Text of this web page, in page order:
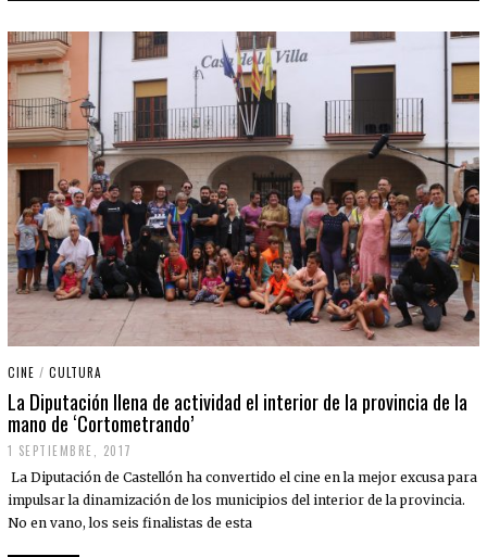
CINE / CULTURA
La Diputación llena de actividad el interior de la provincia de la
mano de ‘Cortometrando’
1 SEPTIEMBRE, 2017
La Diputación de Castellón ha convertido el cine en la mejor excusa para
impulsar la dinamización de los municipios del interior de la provincia.
No en vano, los seis finalistas de esta